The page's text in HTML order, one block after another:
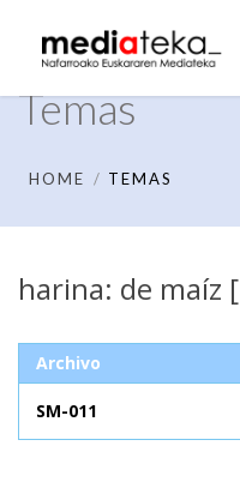
Temas
HOME TEMAS
harina: de maíz
Archivo
SM-011